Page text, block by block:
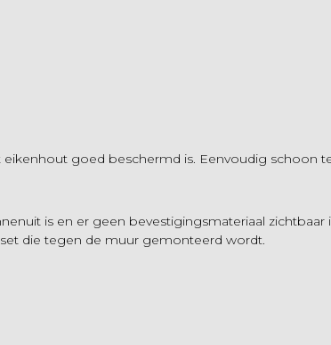
goed beschermd is. Eenvoudig schoon
is en er geen bevestigingsmateriaal
die tegen de muur gemonteerd wordt.